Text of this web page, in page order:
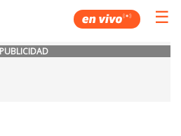
☰
PUBLICIDAD